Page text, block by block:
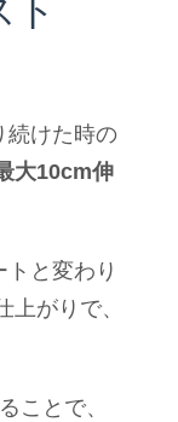
ト
続けた時の
大10cm伸
と変わり
がりで、
ことで、